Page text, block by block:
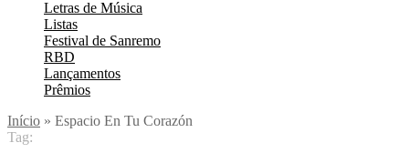
Letras de Música
Listas
Festival de Sanremo
RBD
Lançamentos
Prêmios
Início » Espacio En Tu Corazón
Tag: